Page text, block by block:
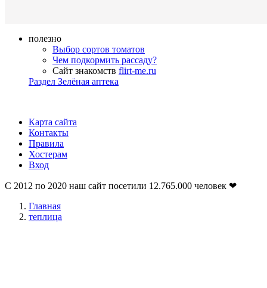
полезно
Выбор сортов томатов
Чем подкормить рассаду?
Сайт знакомств flirt-me.ru
Раздел Зелёная аптека
Карта сайта
Контакты
Правила
Хостерам
Вход
С 2012 по 2020 наш сайт посетили 12.765.000 человек ❤
Главная
теплица